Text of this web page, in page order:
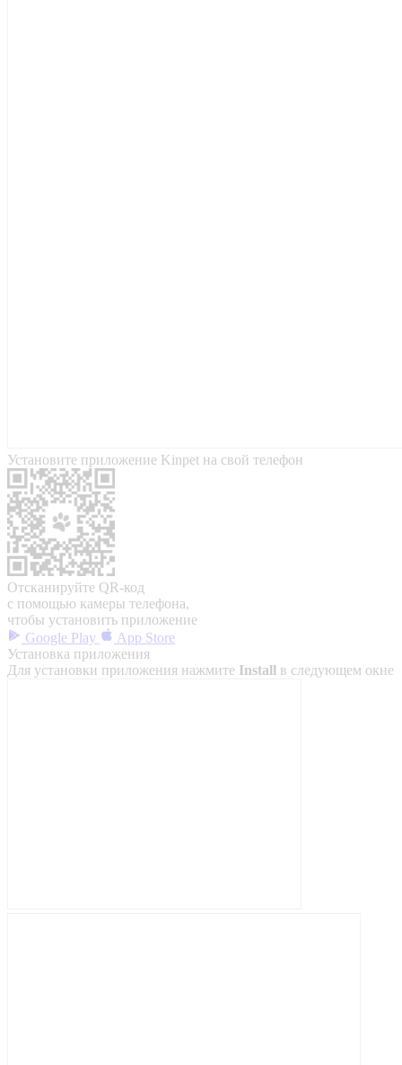
Установите приложение Kinpet на свой телефон
Отсканируйте QR-код
с помощью камеры телефона,
чтобы установить приложение
Google Play
App Store
Установка приложения
Для установки приложения нажмите Install в следующем окне